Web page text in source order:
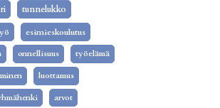
tunnelukko
esimieskoulutus
onnellisuus työelämä
luottamus
arvot